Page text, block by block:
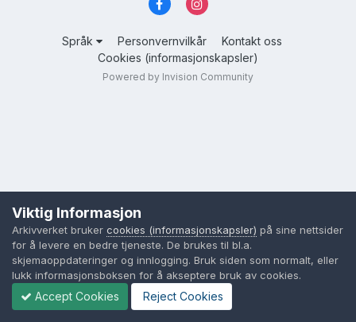
Språk Personvernvilkår
Kontakt oss
Cookies (informasjonskapsler)
Powered by Invision Community
Viktig Informasjon
Arkivverket bruker cookies (informasjonskapsler) på sine nettsider
for å levere en bedre tjeneste. De brukes til bl.a.
skjemaoppdateringer og innlogging. Bruk siden som normalt, eller
lukk informasjonsboksen for å akseptere bruk av cookies.
Accept Cookies Reject Cookies